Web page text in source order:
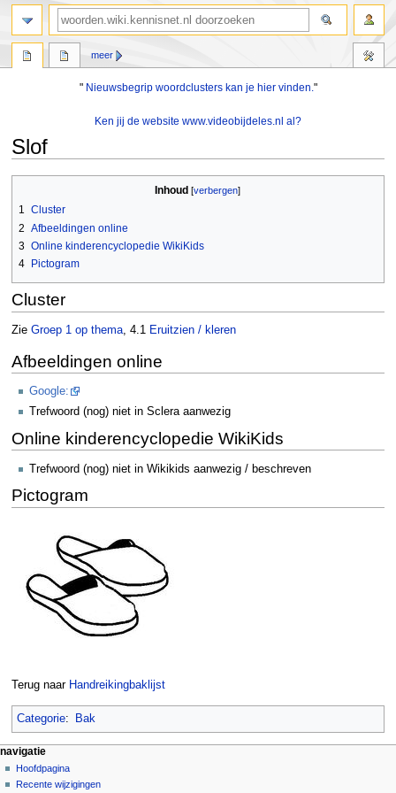
" Nieuwsbegrip woordclusters kan je hier vinden."
Ken jij de website www.videobijdeles.nl al?
Slof
springen
springen
Inhoud
1 Cluster
2 Afbeeldingen online
3 Online kinderencyclopedie WikiKids
4
Pictogram
Cluster
Zie Groep 1 op thema, 4.1 Eruitzien / kleren
Afbeeldingen online
Google:
Trefwoord (nog) niet in Sclera aanwezig
Online kinderencyclopedie WikiKids
Trefwoord (nog) niet in Wikikids aanwezig / beschreven
Pictogram
Terug naar Handreikingbaklijst
Categorie: Bak
N
a
pagina-handelingen
pagina
overleg
meer
persoonlijke hulpmiddelen
aanmelden
navigatie
Hoofdpagina
Recente wijzigingen
zoeken